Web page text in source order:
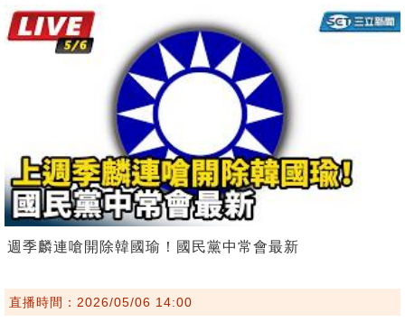
週季麟連嗆開除韓國瑜！國民黨中常會最新
直播時間：2026/05/06 14:00